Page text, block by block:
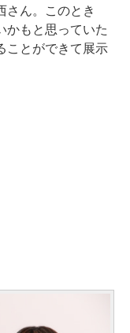
さん。このとき
かもと思っていた
ことができて展示